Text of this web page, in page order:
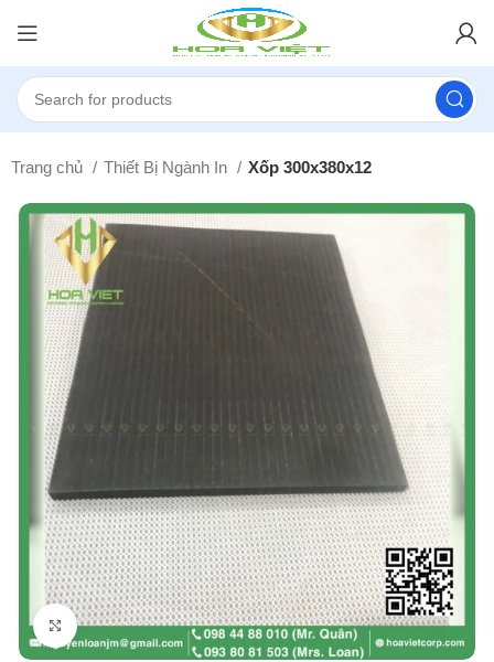
Trang chủ Thiết Bị Ngành In Xốp 300x380x12
Click to enlarge